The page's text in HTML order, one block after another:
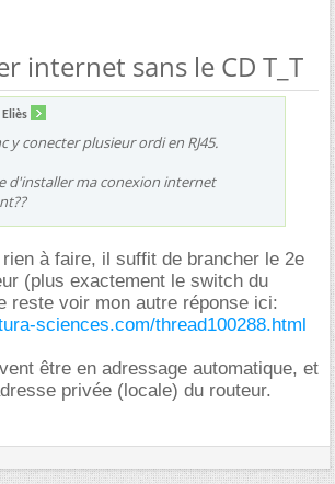
internet sans le CD T_T
Eliès
y conecter plusieur ordi en RJ45.
d'installer ma conexion internet
à faire, il suffit de brancher le 2e
(plus exactement le switch du
reste voir mon autre réponse ici:
sciences.com/thread100288.html
être en adressage automatique, et
privée (locale) du routeur.